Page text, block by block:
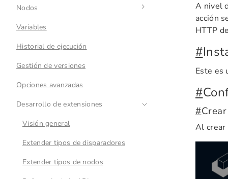
Nodos
Visión general
Inteligencia artificial
Nodos LLM
Chat de texto
Chat multimodal
Salida estructurada
Nodos de empleado de IA
Configuración de nodos
Variables
Historial de ejecución
Gestión de versiones
Opciones avanzadas
Desarrollo de extensiones
Visión general
Extender tipos de disparadores
Extender tipos de nodos
A nivel
acción
HTTP
#
Este es
#
#
Al crear